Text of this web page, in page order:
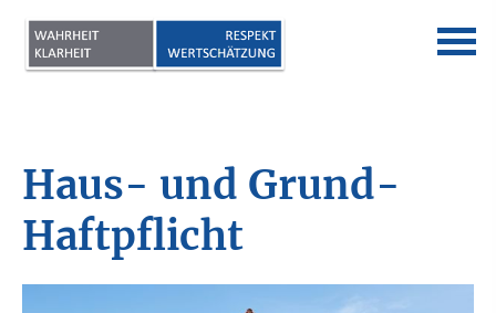
Haus- und Grund-
Haft­pflicht